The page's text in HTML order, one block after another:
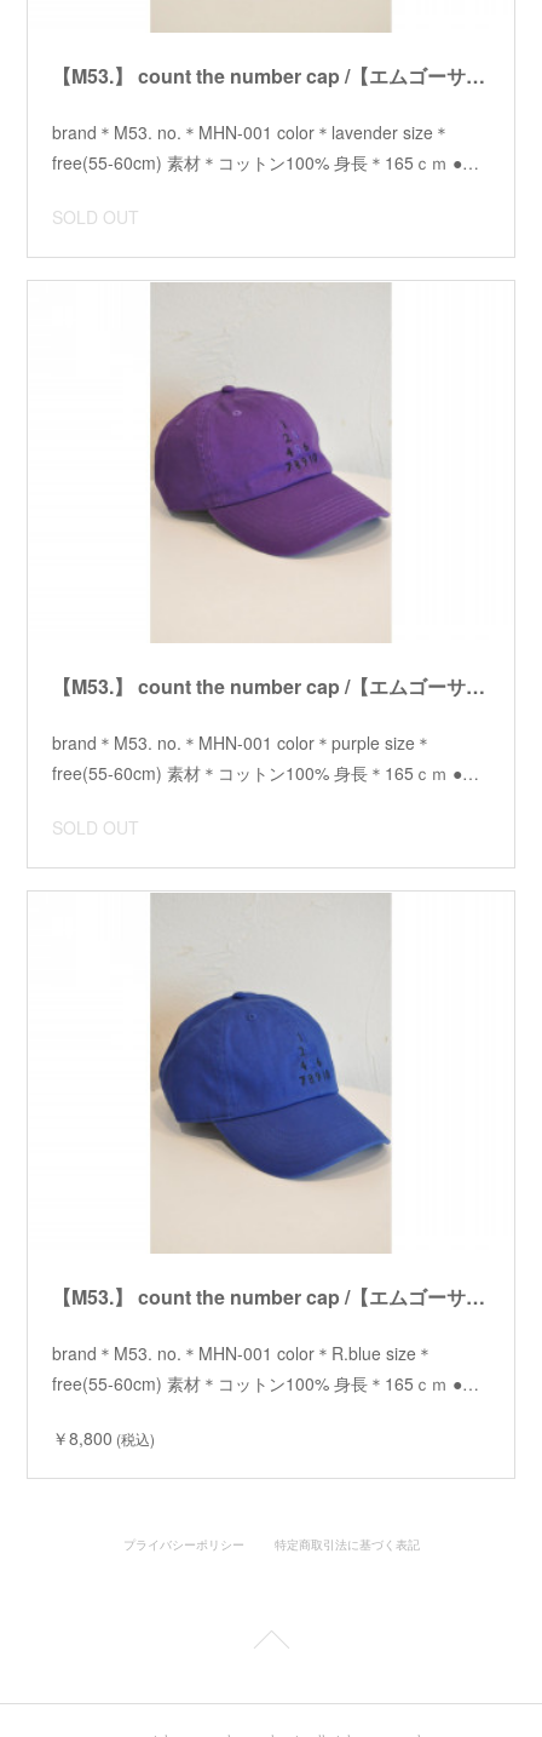
【M53.】 count the number cap /【エムゴーサン】カウントザナンバーキャップ
brand＊M53. no.＊MHN-001 color＊lavender size＊
free(55-60cm) 素材＊コットン100% 身長＊165ｃｍ ●…
SOLD OUT
【M53.】 count the number cap /【エムゴーサン】カウントザナンバーキャップ
brand＊M53. no.＊MHN-001 color＊purple size＊
free(55-60cm) 素材＊コットン100% 身長＊165ｃｍ ●…
SOLD OUT
【M53.】 count the number cap /【エムゴーサン】カウントザナンバーキャップ
brand＊M53. no.＊MHN-001 color＊R.blue size＊
free(55-60cm) 素材＊コットン100% 身長＊165ｃｍ ●…
￥8,800 (税込)
プライバシーポリシー 特定商取引法に基づく表記